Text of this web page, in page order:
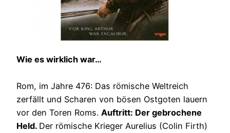
Wie es wirklich war…
Rom, im Jahre 476: Das römische Weltreich
zerfällt und Scharen von bösen Ostgoten lauern
vor den Toren Roms. Auftritt: Der gebrochene
Held. Der römische Krieger Aurelius (Colin Firth)